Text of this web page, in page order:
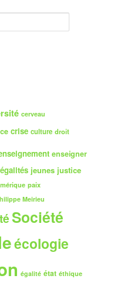
cerveau
crise culture droit
enseigner
jeunes justice
paix
Meirieu
Société
écologie
égalité état éthique